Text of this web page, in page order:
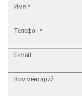
Имя *
Телефон *
E-mail
Комментарий